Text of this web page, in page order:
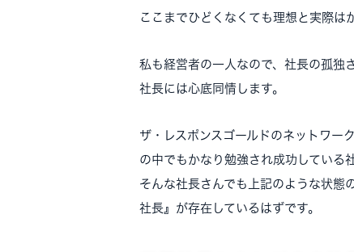
ここまでひどくなくても理想と実際は
私も経営者の一人なので、社長の孤独
社長には心底同情します。
ザ・レスポンスゴールドのネットワー
の中でもかなり勉強され成功している
そんな社長さんでも上記のような状態
社長』が存在しているはずです。